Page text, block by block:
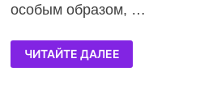
особым образом, …
ЧИТАЙТЕ ДАЛЕЕ